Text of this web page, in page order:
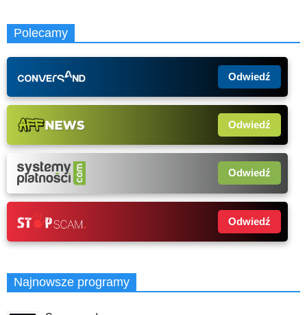
Polecamy
Odwiedź
Odwiedź
Odwiedź
Odwiedź
Najnowsze programy